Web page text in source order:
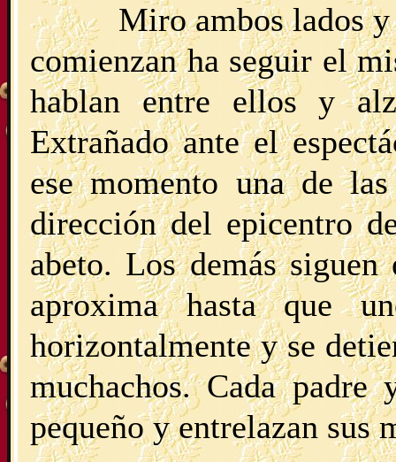
Miro ambos lados
comienzan ha seguir el
hablan entre ellos y
Extrañado ante el
ese momento una de
dirección del epicentro
abeto. Los demás
aproxima hasta que
horizontalmente y se
muchachos. Cada
pequeño y entrelazan sus